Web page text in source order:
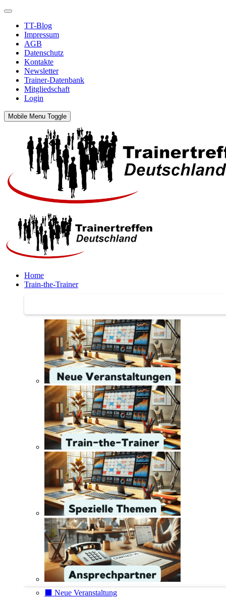
TT-Blog
Impressum
AGB
Datenschutz
Kontakte
Newsletter
Trainer-Datenbank
Mitgliedschaft
Login
Mobile Menu Toggle
Home
Train-the-Trainer
⬛️ Neue Veranstaltung